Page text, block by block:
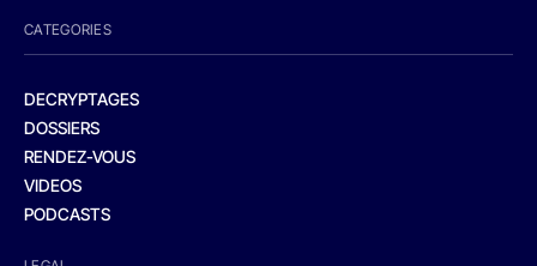
CATEGORIES
DECRYPTAGES
DOSSIERS
RENDEZ-VOUS
VIDEOS
PODCASTS